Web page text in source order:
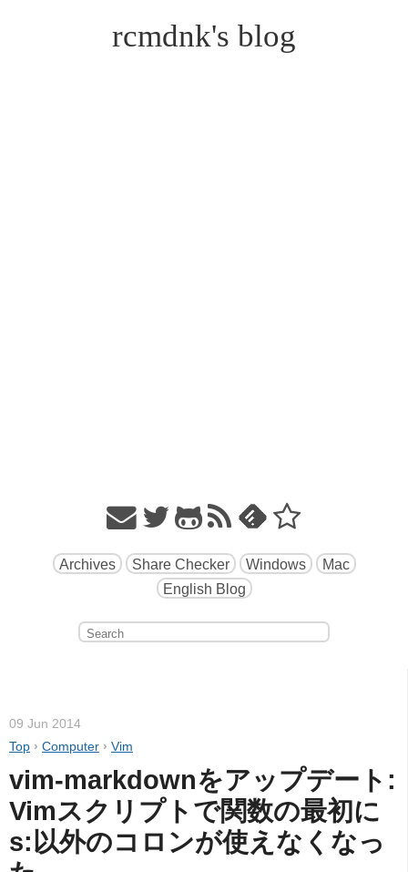
rcmdnk's blog
Archives Share Checker Windows
Mac
English Blog
09 Jun 2014
Top › Computer › Vim
vim-markdownをアップデート:
Vimスクリプトで関数の最初に
s:以外のコロンが使えなくなっ